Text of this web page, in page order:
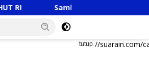
Sambut HUT RI Ke-81, Ricky Anthony
tutup
https://suarain.com/